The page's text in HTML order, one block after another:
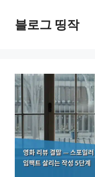
블로그 띵작